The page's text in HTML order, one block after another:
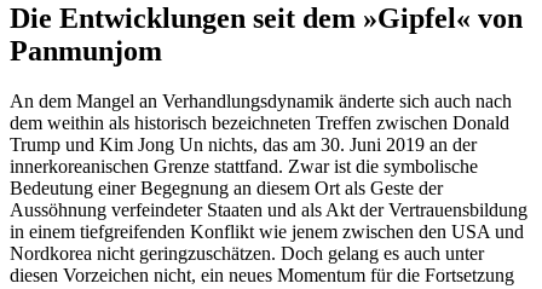
Die Entwicklungen seit dem »Gipfel« von
Panmunjom
An dem Mangel an Verhandlungsdynamik änderte sich auch nach
dem weithin als historisch bezeichneten Treffen zwischen Donald
Trump und Kim Jong Un nichts, das am 30. Juni 2019 an der
innerkoreanischen Grenze stattfand. Zwar ist die symbolische
Bedeutung einer Begegnung an diesem Ort als Geste der
Aussöhnung verfeindeter Staaten und als Akt der Vertrauensbildung
in einem tiefgreifenden Konflikt wie jenem zwischen den USA und
Nordkorea nicht geringzuschätzen. Doch gelang es auch unter
diesen Vorzeichen nicht, ein neues Momentum für die Fortsetzung